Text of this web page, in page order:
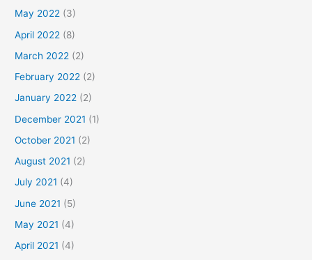
May 2022 (3)
April 2022 (8)
March 2022 (2)
February 2022 (2)
January 2022 (2)
December 2021 (1)
October 2021 (2)
August 2021 (2)
July 2021 (4)
June 2021 (5)
May 2021 (4)
April 2021 (4)